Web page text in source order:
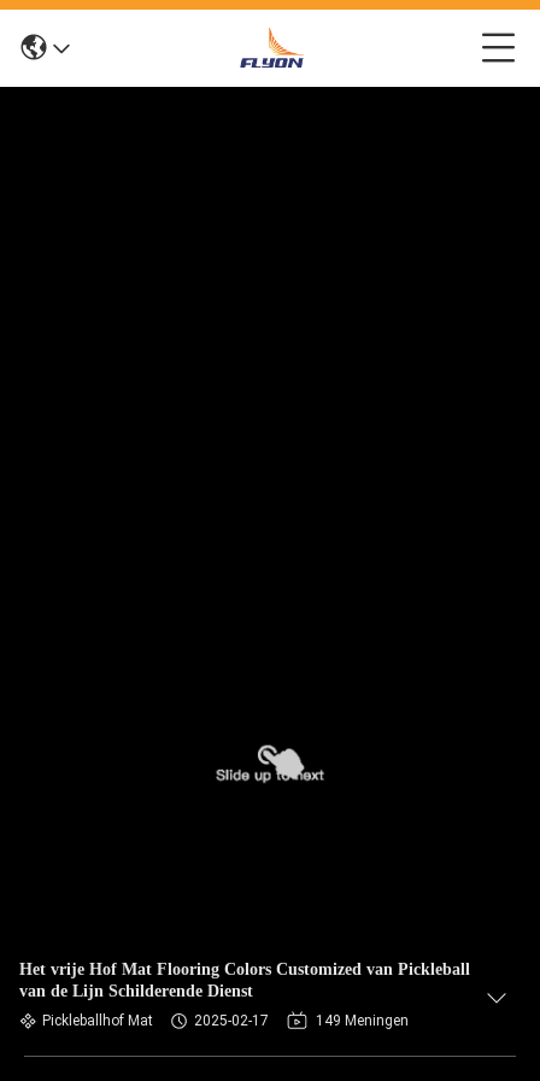
Het vrije Hof Mat Flooring Colors Customized van Pickleball
van de Lijn Schilderende Dienst
Pickleballhof Mat 2025-02-17 149 Meningen